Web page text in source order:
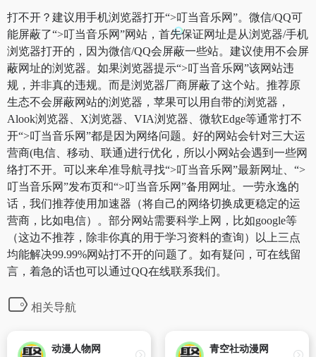
打不开？建议用手机浏览器打开“>叮当音乐网”。微信/QQ可
能屏蔽了“>叮当音乐网”网站，首先保证网址是从浏览器/手机
浏览器打开的，因为微信/QQ会屏蔽一些站。建议使用不会屏
蔽网址的浏览器。如果浏览器提示“>叮当音乐网”该网站违
规，并非真的违规。而是浏览器厂商屏蔽了这个站。推荐原
生态不会屏蔽网站的浏览器，苹果可以用自带的浏览器，
Alook浏览器、X浏览器、VIA浏览器、微软Edge等通常打不
开“>叮当音乐网”都是因为网络问题。好的网站会针对三大运
营商(电信、移动、联通)进行优化，所以小网站会遇到一些网
络打不开。可以来牟准导航寻找“>叮当音乐网”最新网址、“>
叮当音乐网”发布页和“>叮当音乐网”备用网址。一劳永逸的
话，我们推荐使用加速器（将自己的网络切换成更稳定的运
营商，比如电信）。部分网站需要科学上网，比如google等
（这边不推荐，除非你真的用于学习资料的查询）以上三点
均能解决99.99%网站打不开的问题了。如有疑问，可在线留
言，着急的话也可以通过QQ在线联系我们。
相关导航
动漫人物网 青空社动漫网